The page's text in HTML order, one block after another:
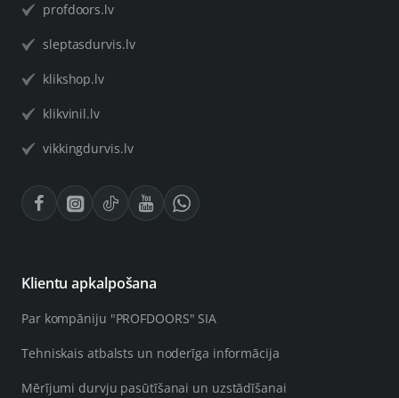
profdoors.lv
sleptasdurvis.lv
klikshop.lv
klikvinil.lv
vikkingdurvis.lv
Klientu apkalpošana
Par kompāniju "PROFDOORS" SIA
Tehniskais atbalsts un noderīga informācija
Mērījumi durvju pasūtīšanai un uzstādīšanai